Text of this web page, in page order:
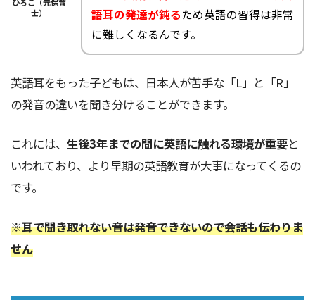
士）
語耳の発達が鈍るため英語の習得は非常
に難しくなるんです。
英語耳をもった子どもは、日本人が苦手な「L」と「R」
の発音の違いを聞き分けることができます。
これには、 生後3年までの間に英語に触れる環境が重要と
いわれており、より早期の英語教育が大事になってくるの
です。
※耳で聞き取れない音は発音できないので会話も伝わりま
せん